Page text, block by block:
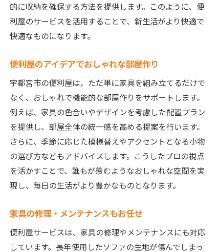
的に収納を確保する方法を提供します。このように、便
利屋のサービスを活用することで、新生活がより快適で
快適なものになります。
便利屋のアイデアでおしゃれな部屋作り
宇都宮市の便利屋は、ただ単に家具を組み立てるだけで
なく、おしゃれで機能的な部屋作りをサポートします。
例えば、家具の色合いやデザインを考慮した配置プラン
を提供し、部屋全体の統一感を高める提案を行います。
さらに、季節に応じた模様替えやアクセントとなる小物
の選び方などもアドバイスします。こうしたプロの視点
を活かすことで、誰もが羨むようなおしゃれな空間を実
現し、毎日の生活がより豊かなものとなります。
家具の修理・メンテナンスもお任せ
便利屋サービスは、家具の修理やメンテナンスにも対応
しています。長年使用したソファの生地が傷んでしまっ